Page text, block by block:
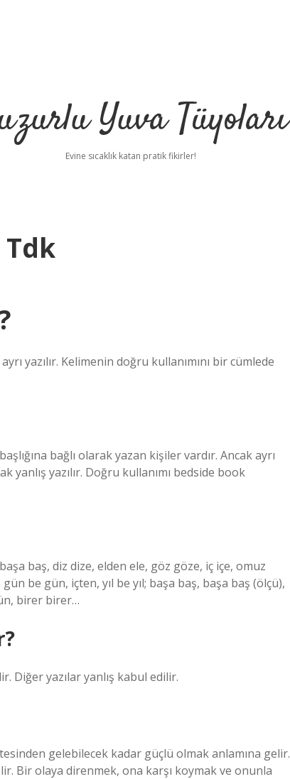
Yuva Tüyoları
Evine sıcaklık katan pratik fikirler!
yazılır. Kelimenin doğru kullanımını bir cümlede
bağlı olarak yazan kişiler vardır. Ancak ayrı
yanlış yazılır. Doğru kullanımı bedside book
baş, diz dize, elden ele, göz göze, iç içe, omuz
be gün, içten, yıl be yıl; başa baş, başa baş (ölçü),
birer birer…
Diğer yazılar yanlış kabul edilir.
gelebilecek kadar güçlü olmak anlamına gelir.
Bir olaya direnmek, ona karşı koymak ve onunla